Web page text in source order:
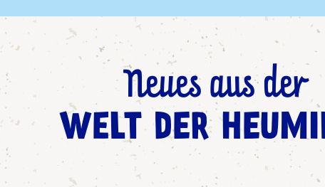
Neues aus der
WELT DER